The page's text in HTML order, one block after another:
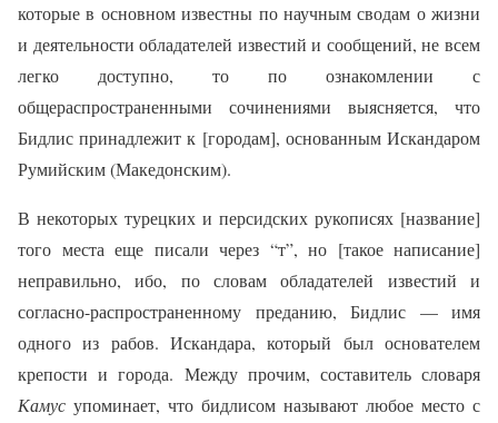
которые в основном известны по научным сводам о жизни
и деятельности обладателей известий и сообщений, не всем
легко доступно, то по ознакомлении с
общераспространенными сочинениями выясняется, что
Бидлис принадлежит к [городам], основанным Искандаром
Румийским (Македонским).
В некоторых турецких и персидских рукописях [название]
того места еще писали через “т”, но [такое написание]
неправильно, ибо, по словам обладателей известий и
согласно-распространенному преданию, Бидлис — имя
одного из рабов. Искандара, который был основателем
крепости и города. Между прочим, составитель словаря
Камус упоминает, что бидлисом называют любое место с